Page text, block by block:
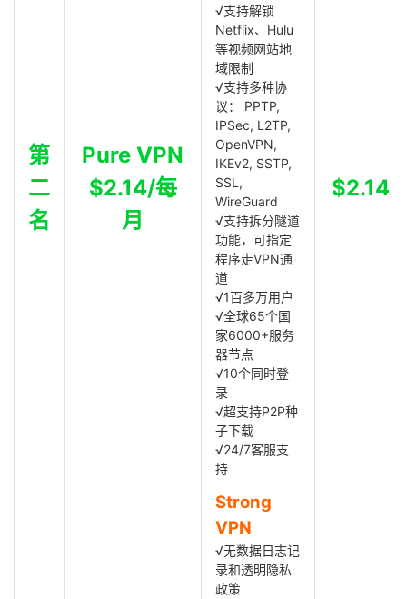
第
二
名
Pure VPN
$2.14/每
月
√支持解锁
Netflix、Hulu
等视频网站地
域限制
√支持多种协
议： PPTP,
IPSec, L2TP,
OpenVPN,
IKEv2, SSTP,
SSL,
WireGuard
√支持拆分隧道
功能，可指定
程序走VPN通
道
√1百多万用户
√全球65个国
家6000+服务
器节点
√10个同时登
录
√超支持P2P种
子下载
√24/7客服支
持
$2.14
Strong
VPN
√无数据日志记
录和透明隐私
政策